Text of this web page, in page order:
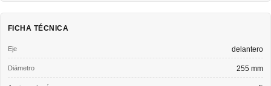
FICHA TÉCNICA
Eje delantero
Diámetro 255 mm